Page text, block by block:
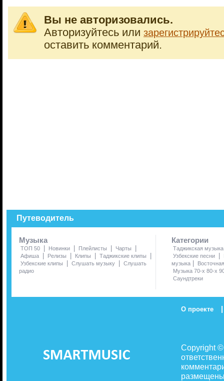
Вы не авторизовались.
Авторизуйтесь или
оставить комментарий.
Путеводитель
Музыка
ТОП 50 | Новинки | Плейлисты | Чарты |
Афиша | Релизы | Клипы | Таджикские клипы |
Узбекские клипы | Слушать музыку | Слушать
радио
Категории
Таджикская музыка
Узбекские песни
|
музыка |
Музыка 70-х 80-х
Саундтреки
О проекте |
Copyright
размещены